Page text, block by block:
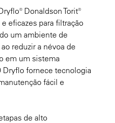
Donaldson Torit®
eficazes para filtração
um ambiente de
reduzir a névoa de
em um sistema
Dryflo fornece tecnologia
fácil e
de alto